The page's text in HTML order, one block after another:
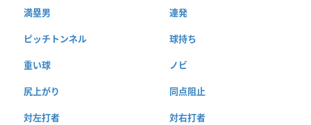
満塁男 連発
ピッチトンネル 球持ち
重い球 ノビ
尻上がり 同点阻止
対左打者 対右打者